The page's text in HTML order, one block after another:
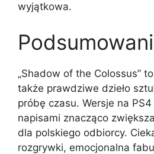
wyjątkowa.
„Shadow of the Colossus”
także prawdziwe dzieło
próbę czasu. Wersje na
napisami znacząco
dla polskiego odbiorcy.
rozgrywki, emocjonalna